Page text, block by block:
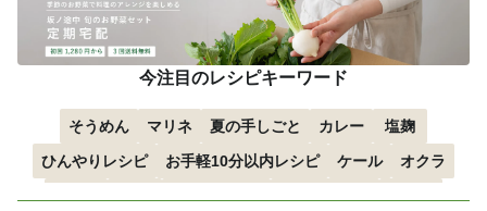
今注目のレシピキーワード
そうめん マリネ 夏の手しごと カレー
塩麹
ひんやりレシピ
お手軽10分以内レシピ ケール
オクラ